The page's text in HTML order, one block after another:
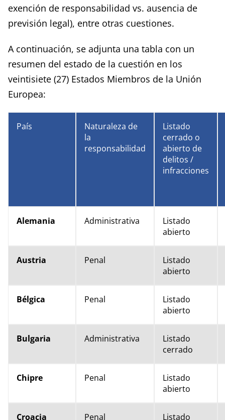
exención de responsabilidad vs. ausencia de
previsión legal), entre otras cuestiones.
A continuación, se adjunta una tabla con un
resumen del estado de la cuestión en los
veintisiete (27) Estados Miembros de la Unión
Europea:
País
Naturaleza de
la
responsabilidad
Listado
cerrado o
abierto de
delitos /
infracciones
Alemania Administrativa
Listado
abierto
Austria Penal
Listado
abierto
Bélgica Penal
Listado
abierto
Bulgaria Administrativa
Listado
cerrado
Chipre Penal
Listado
abierto
Croacia Penal Listado